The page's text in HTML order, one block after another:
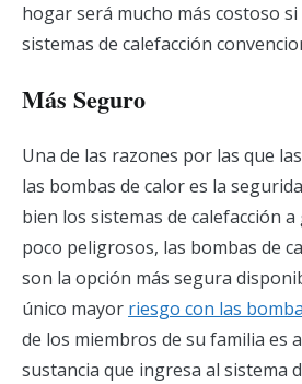
hogar será mucho más costoso
sistemas de calefacción
Más Seguro
Una de las razones por las que
las bombas de calor es la
bien los sistemas de calefacción
poco peligrosos, las bombas de
son la opción más segura
único mayor riesgo con las
de los miembros de su familia es
sustancia que ingresa al sistema